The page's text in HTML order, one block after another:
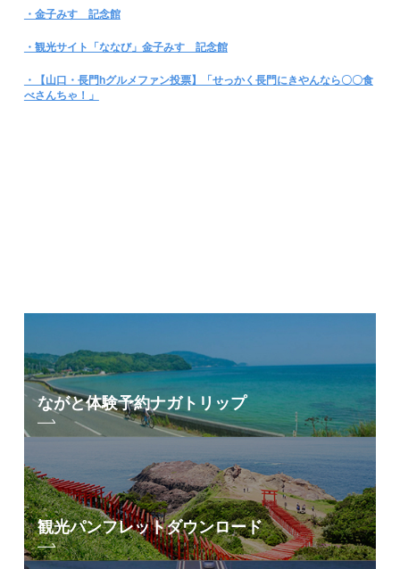
・金子みすゞ記念館
・観光サイト「ななび」金子みすゞ記念館
・【山口・長門hグルメファン投票】「せっかく長門にきやんなら〇〇食
べさんちゃ！」
ながと体験予約ナガトリップ
観光パンフレットダウンロード